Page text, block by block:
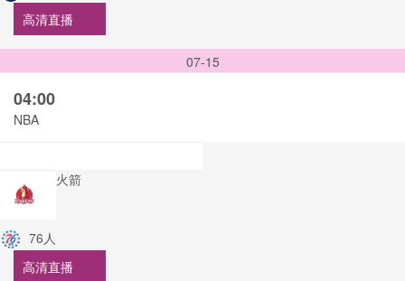
高清直播
07-15
04:00
NBA
火箭
76人
高清直播